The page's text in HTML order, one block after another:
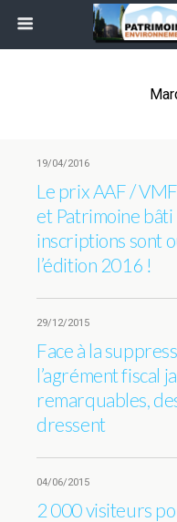
19/04/2016
Le prix AAF /
et Patrimoine bâti
inscriptions sont
l’édition 2016 !
29/12/2015
Face à la
l’agrément fiscal
remarquables,
dressent
04/06/2015
2 000 visiteurs